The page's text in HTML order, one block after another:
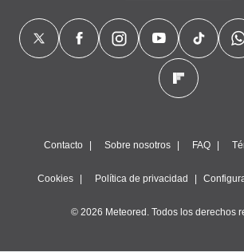
de
Contacto Sobre nosotros FAQ
Cookies Política de privacidad
© 2026 Meteored. Todos los derechos